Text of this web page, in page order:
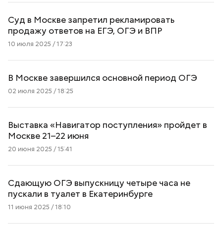
Суд в Москве запретил рекламировать
продажу ответов на ЕГЭ, ОГЭ и ВПР
10 июля 2025 / 17:23
В Москве завершился основной период ОГЭ
02 июля 2025 / 18:25
Выставка «Навигатор поступления» пройдет в
Москве 21–22 июня
20 июня 2025 / 15:41
Сдающую ОГЭ выпускницу четыре часа не
пускали в туалет в Екатеринбурге
11 июня 2025 / 18:10